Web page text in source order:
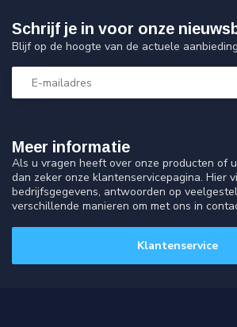
Meer informatie
Als u vragen heeft over onze producten of
dan zeker onze klantenservicepagina. Hier
bedrijfsgegevens, antwoorden op
verschillende manieren om met ons in
Klantenservice
Schrijf je in voor onze
Blijf op de hoogte van de actuele